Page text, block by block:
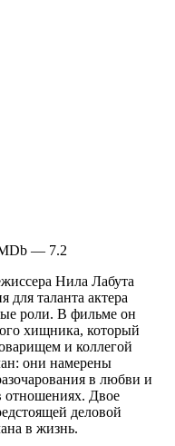
— 7.2
Нила Лабута
для таланта актера
роли. В фильме он
хищника, который
и коллегой
они намерены
в любви и
отношениях. Двое
деловой
в жизнь.